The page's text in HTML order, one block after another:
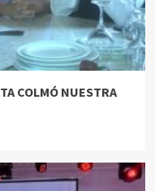
COLMÓ NUESTRA